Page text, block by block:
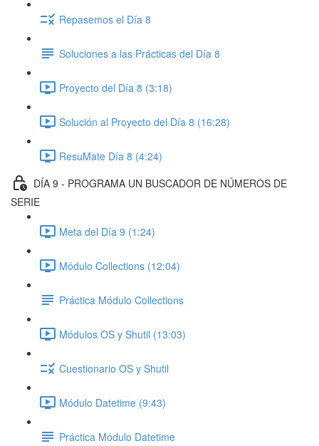
Repasemos el Día 8
Soluciones a las Prácticas del Día 8
Proyecto del Día 8 (3:18)
Solución al Proyecto del Día 8 (16:28)
ResuMate Día 8 (4:24)
DÍA 9 - PROGRAMA UN BUSCADOR DE NÚMEROS DE
SERIE
Meta del Día 9 (1:24)
Módulo Collections (12:04)
Práctica Módulo Collections
Módulos OS y Shutil (13:03)
Cuestionario OS y Shutil
Módulo Datetime (9:43)
Práctica Módulo Datetime